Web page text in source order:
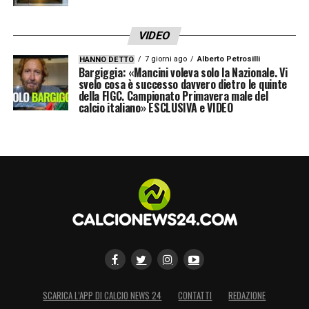
convincere a cedere uno dei suoi uomini
chiave. Il Manchester City sarebbe pronto a
circa 80 milioni di euro
ma la cifra potrebbe aumentare vista la
riluttanza dei Magpies a trattare.
VIDEO
HANNO DETTO 7 giorni ago Alberto Petrosilli
Bargiggia: «Mancini voleva solo la Nazionale. Vi
svelo cosa è successo davvero dietro le quinte
della FIGC. Campionato Primavera male del
calcio italiano» ESCLUSIVA e VIDEO
SCARICA L’APP DI CALCIO NEWS 24 CONTATTI
REDAZIONE